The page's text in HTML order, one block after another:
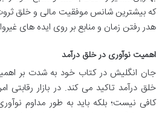
که بیشترین شانس موفقیت مالی و خلق ثروت
هدر رفتن زمان و منابع بر روی ایده های
اهمیت نوآوری در خلق درآمد
جان انگلیش در کتاب خود به شدت بر
خلق درآمد تاکید می کند. در بازار
کافی نیست؛ بلکه باید به طور مداوم